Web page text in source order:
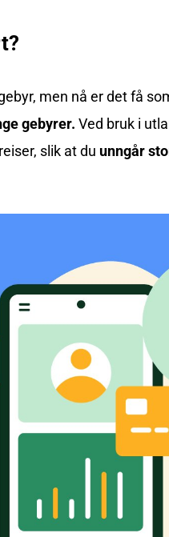
men nå er det få
gebyrer. Ved bruk i
slik at du unngår